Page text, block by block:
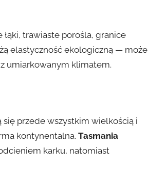
trawiaste porośla, granice
elastyczność ekologiczną — może
umiarkowanym klimatem.
przede wszystkim wielkością i
kontynentalna. Tasmania
karku, natomiast